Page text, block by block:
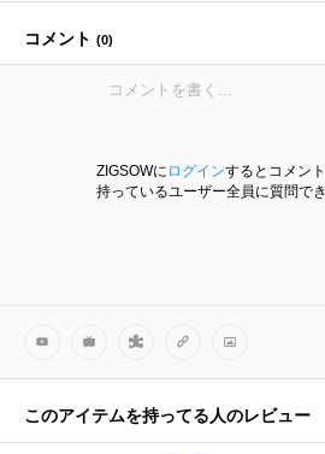
コメント (0)
ZIGSOWに ログインするとコメン
持っているユーザー全員に質問でき
このアイテムを持ってる人のレビュー